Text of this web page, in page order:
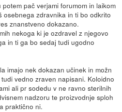
pač verjami forumom in laikom
osebnega zdravnika in ti bo odkrito
znanstveno dokazano.
nekoga ki je ozdravel z njegovo
in ti ga bo sedaj tudi ugodno
imajo nek dokazan učinek in možn
vedno zraven napisani. Koloidno
ali pr sodedu v ne ravno sterilnih
nadzoru te proizvodnje sploh
praktično ni.